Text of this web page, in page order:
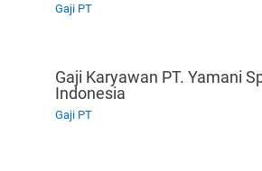
Gaji PT
Gaji Karyawan PT. Yamani
Indonesia
Gaji PT